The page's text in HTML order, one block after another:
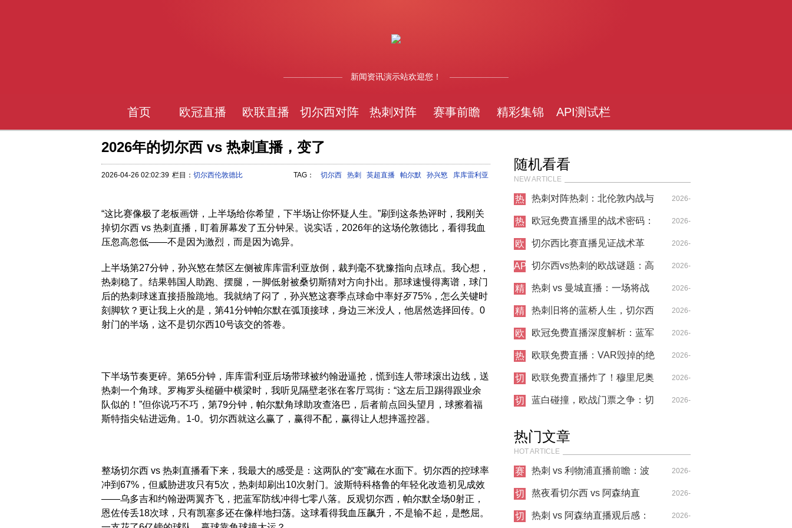
新闻资讯演示站欢迎您！
首页 欧冠直播 欧联直播 切尔西对阵 热刺对阵 赛事前瞻 精彩集锦 API测试栏
2026年的切尔西 vs 热刺直播，变了
2026-04-26 02:02:39 栏目： 切尔西伦敦德比 TAG： 切尔西 热刺 英超直播 帕尔默 孙兴慜 库库雷利亚
“这比赛像极了老板画饼，上半场给你希望，下半场让你怀疑人生。”刷到这条热评时，我刚关
掉切尔西 vs 热刺直播，盯着屏幕发了五分钟呆。说实话，2026年的这场伦敦德比，看得我血
压忽高忽低——不是因为激烈，而是因为诡异。
上半场第27分钟，孙兴慜在禁区左侧被库库雷利亚放倒，裁判毫不犹豫指向点球点。我心想，
热刺稳了。结果韩国人助跑、摆腿，一脚低射被桑切斯猜对方向扑出。那球速慢得离谱，球门
后的热刺球迷直接捂脸跪地。我就纳了闷了，孙兴慜这赛季点球命中率好歹75%，怎么关键时
刻脚软？更让我上火的是，第41分钟帕尔默在弧顶接球，身边三米没人，他居然选择回传。0
射门的半场，这不是切尔西10号该交的答卷。
下半场节奏更碎。第65分钟，库库雷利亚后场带球被约翰逊逼抢，慌到连人带球滚出边线，送
热刺一个角球。罗梅罗头槌砸中横梁时，我听见隔壁老张在客厅骂街：“这左后卫踢得跟业余
队似的！”但你说巧不巧，第79分钟，帕尔默角球助攻查洛巴，后者前点回头望月，球擦着福
斯特指尖钻进远角。1-0。切尔西就这么赢了，赢得不配，赢得让人想摔遥控器。
整场切尔西 vs 热刺直播看下来，我最大的感受是：这两队的“变”藏在水面下。切尔西的控球率
冲到67%，但威胁进攻只有5次，热刺却刷出10次射门。波斯特科格鲁的年轻化改造初见成效
——乌多吉和约翰逊两翼齐飞，把蓝军防线冲得七零八落。反观切尔西，帕尔默全场0射正，
恩佐传丢18次球，只有凯塞多还在像样地扫荡。这球看得我血压飙升，不是输不起，是憋屈。
随机看看
NEW ARTICLE
热
对
热刺对阵热刺：北伦敦内战与
自我博弈的战术预言
2026-
05-02
热
对
欧冠免费直播里的战术密码：
从瓜迪奥拉到阿隆索的进化论
2026-
04-14
欧
直
切尔西比赛直播见证战术革
命：从穆氏大巴到波切蒂诺的
窒息流
2026-
04-14
API
试
目
切尔西vs热刺的欧战谜题：高
位压迫与三中卫的战术碰撞
2026-
04-29
精
集
热刺 vs 曼城直播：一场将战
术纪律撕得粉碎的进球盛宴
2026-
04-18
精
集
热刺旧将的蓝桥人生，切尔西
精彩集锦里的悲喜双面
2026-
05-21
欧
直
欧冠免费直播深度解析：蓝军
双核与热刺锋霸的欧战命运交
织
2026-
04-29
热
对
欧联免费直播：VAR毁掉的绝
杀，和被数据拯救的足球
2026-
04-26
切
西
欧联免费直播炸了！穆里尼奥
74分钟换人神操作看哭老球迷
2026-
04-26
切
对
阵
蓝白碰撞，欧战门票之争：切 2026-
热门文章
HOT ARTICLE
赛
前
热刺 vs 利物浦直播前瞻：波
叔的“七伤拳”，能破克洛普
的“重金属”吗？
2026-
04-14
切
西
熬夜看切尔西 vs 阿森纳直
播，这比赛要素也太多了！
2026-
04-20
切
热刺 vs 阿森纳直播观后感： 2026-